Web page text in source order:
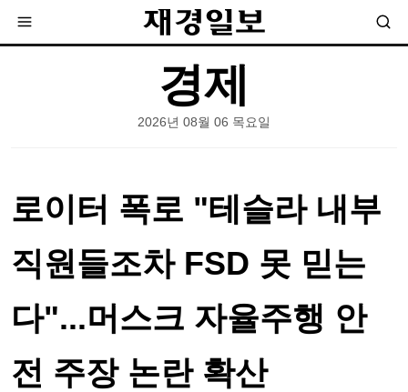
경제
2026년 08월 06 목요일
로이터 폭로 "테슬라 내부
직원들조차 FSD 못 믿는
다"...머스크 자율주행 안
전 주장 논란 확산